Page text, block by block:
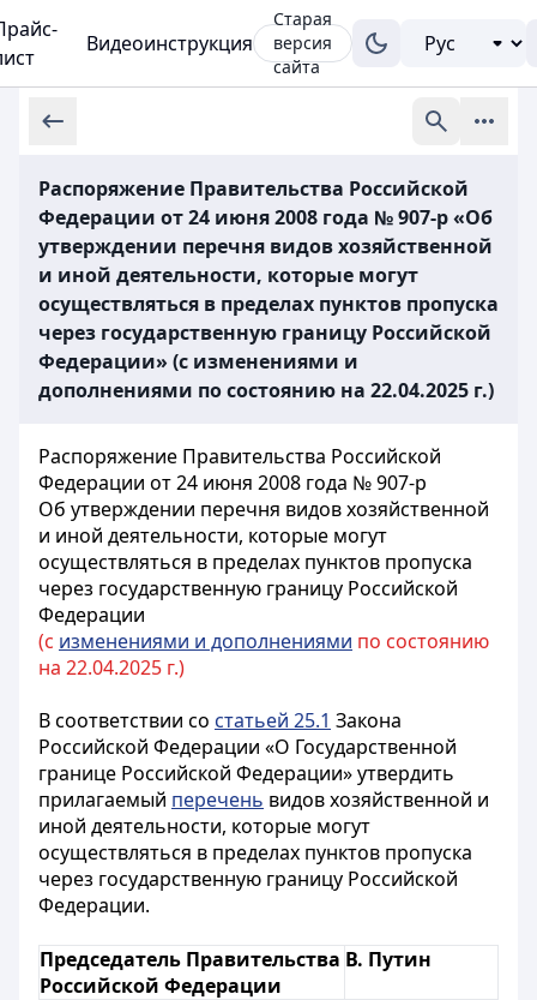
Видеоинструкция
Старая
версия
сайта
Распоряжение Правительства Российской
Федерации от 24 июня 2008 года № 907-р «Об
утверждении перечня видов хозяйственной
и иной деятельности, которые могут
осуществляться в пределах пунктов пропуска
через государственную границу Российской
Федерации» (с изменениями и
дополнениями по состоянию на 22.04.2025 г.)
Распоряжение Правительства Российской
Федерации от 24 июня 2008 года № 907-р
Об утверждении перечня видов хозяйственной
и иной деятельности, которые могут
осуществляться в пределах пунктов пропуска
через государственную границу Российской
Федерации
(с изменениями и дополнениями по состоянию
на 22.04.2025 г.)
В соответствии со статьей 25.1 Закона
Российской Федерации «О Государственной
границе Российской Федерации» утвердить
прилагаемый перечень видов хозяйственной и
иной деятельности, которые могут
осуществляться в пределах пунктов пропуска
через государственную границу Российской
Федерации.
Председатель Правительства
Российской Федерации
В. Путин